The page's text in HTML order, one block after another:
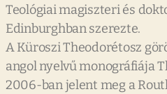
Teológiai magiszteri és
Edinburghban szerezte.
A Küroszi Theodorétosz
angol nyelvű monográfiája
2006-ban jelent meg a